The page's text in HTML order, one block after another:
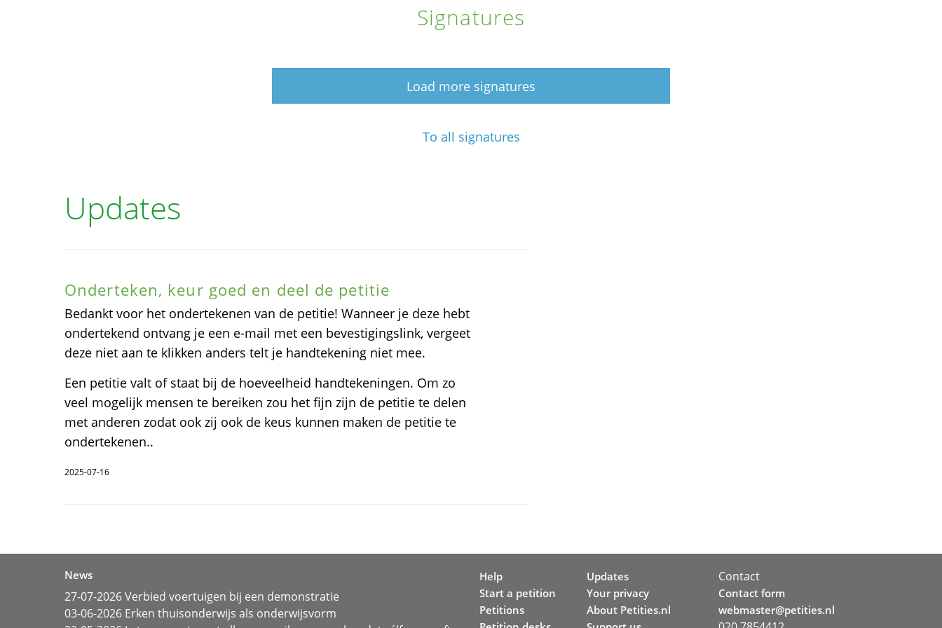
Signatures
Load more signatures
To all signatures
Updates
Onderteken, keur goed en deel de petitie
Bedankt voor het ondertekenen van de petitie! Wanneer je deze hebt
ondertekend ontvang je een e-mail met een bevestigingslink, vergeet
deze niet aan te klikken anders telt je handtekening niet mee.
Een petitie valt of staat bij de hoeveelheid handtekeningen. Om zo
veel mogelijk mensen te bereiken zou het fijn zijn de petitie te delen
met anderen zodat ook zij ook de keus kunnen maken de petitie te
ondertekenen..
2025-07-16
News
27-07-2026 Verbied voertuigen bij een demonstratie
03-06-2026 Erken thuisonderwijs als onderwijsvorm
Help
Start a petition
Petitions
Updates
Your privacy
About Petities.nl
Contact
Contact form
webmaster@petities.nl